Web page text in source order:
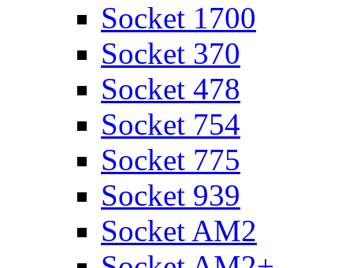
Socket 1700
Socket 370
Socket 478
Socket 754
Socket 775
Socket 939
Socket AM2